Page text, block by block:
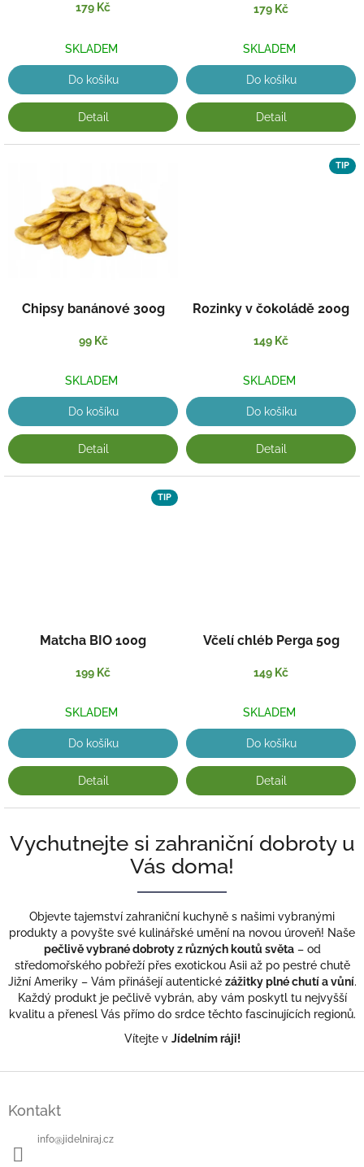
179 Kč
SKLADEM
Do košíku
Detail
179 Kč
SKLADEM
Do košíku
Detail
Chipsy banánové 300g
99 Kč
SKLADEM
Do košíku
Detail
TIP
Rozinky v čokoládě 200g
149 Kč
SKLADEM
Do košíku
Detail
TIP
Matcha BIO 100g
199 Kč
SKLADEM
Do košíku
Detail
Včelí chléb Perga 50g
149 Kč
SKLADEM
Do košíku
Detail
Vychutnejte si zahraniční dobroty u
Vás doma!
Objevte tajemství zahraniční kuchyně s našimi vybranými
produkty a povyšte své kulinářské umění na novou úroveň! Naše
pečlivě vybrané dobroty z různých koutů světa– od
středomořského pobřeží přes exotickou Asii až po pestré chutě
Jižní Ameriky – Vám přinášejí autentické zážitky plné chutí a vůní.
Každý produkt je pečlivě vybrán, aby vám poskytl tu nejvyšší
kvalitu a přenesl Vás přímo do srdce těchto fascinujících regionů.
Vítejte v Jídelním ráji!
Kontakt
info@jidelniraj.cz